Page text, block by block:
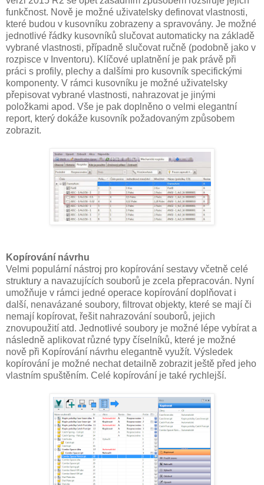
funkčnost. Nově je možné uživatelsky definovat vlastnosti,
které budou v kusovníku zobrazeny a spravovány. Je možné
jednotlivé řádky kusovníků slučovat automaticky na základě
vybrané vlastnosti, případně slučovat ručně (podobně jako v
rozpisce v Inventoru). Klíčové uplatnění je pak právě při
práci s profily, plechy a dalšími pro kusovník specifickými
komponenty. V rámci kusovníku je možné uživatelsky
přepisovat vybrané vlastnosti, nahrazovat je jinými
položkami apod. Vše je pak doplněno o velmi elegantní
report, který dokáže kusovník požadovaným způsobem
zobrazit.
Kopírování návrhu
Velmi populární nástroj pro kopírování sestavy včetně celé
struktury a navazujících souborů je zcela přepracován. Nyní
umožňuje v rámci jedné operace kopírování doplňovat i
další, nenavázané soubory, filtrovat objekty, které se mají či
nemají kopírovat, řešit nahrazování souborů, jejich
znovupoužití atd. Jednotlivé soubory je možné lépe vybírat a
následně aplikovat různé typy číselníků, které je možné
nově při Kopírování návrhu elegantně využít. Výsledek
kopírování je možné nechat detailně zobrazit ještě před jeho
vlastním spuštěním. Celé kopírování je také rychlejší.